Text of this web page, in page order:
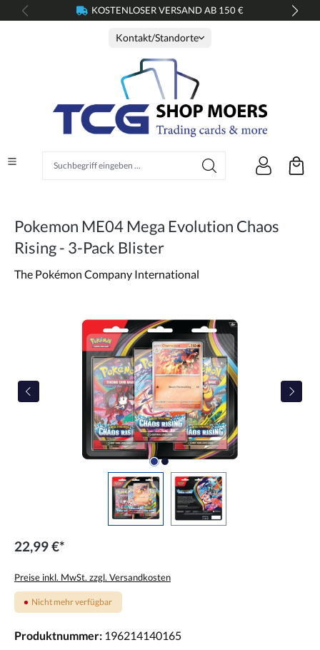
springen KOSTENLOSER VERSAND AB 150 €
Kontakt/Standorte
Pokemon ME04 Mega Evolution Chaos
Rising - 3-Pack Blister
The Pokémon Company International
Bildergalerie überspringen
22,99 €*
Preise inkl. MwSt. zzgl. Versandkosten
Nicht mehr verfügbar
Produktnummer: 196214140165